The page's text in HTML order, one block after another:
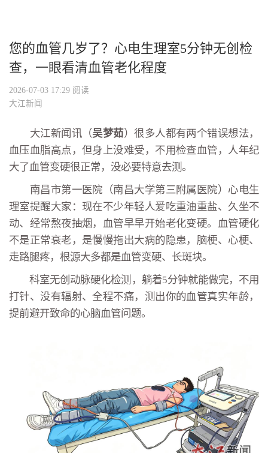
您的血管几岁了？心电生理室5分钟无创检
查，一眼看清血管老化程度
2026-07-03 17:29 阅读
大江新闻
大江新闻讯（吴梦茹）很多人都有两个错误想法，
血压血脂高点，但身上没难受，不用检查血管，人年纪
大了血管变硬很正常，没必要特意去测。
南昌市第一医院（南昌大学第三附属医院）心电生
理室提醒大家：现在不少年轻人爱吃重油重盐、久坐不
动、经常熬夜抽烟，血管早早开始老化变硬。血管硬化
不是正常衰老，是慢慢拖出大病的隐患，脑梗、心梗、
走路腿疼，根源大多都是血管变硬、长斑块。
科室无创动脉硬化检测，躺着5分钟就能做完，不用
打针、没有辐射、全程不痛，测出你的血管真实年龄，
提前避开致命的心脑血管问题。